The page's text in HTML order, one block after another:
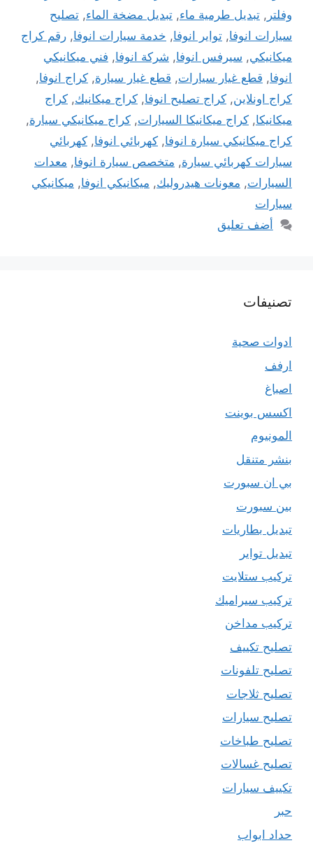
وفلتر , تبديل طرمية ماء, تبديل مضخة الماء, تصليح
سيارات انوفا, تواير انوفا, خدمة سيارات انوفا, رقم كراج
ميكانيكي, سيرفس انوفا, شركة انوفا, فني ميكانيكي
انوفا, قطع غيار سيارات, قطع غيار سيارة, كراج انوفا,
كراج اونلاين, كراج تصليح انوفا, كراج ميكانيك, كراج
ميكانيكا, كراج ميكانيكا السيارات, كراج ميكانيكي سيارة,
كراج ميكانيكي سيارة انوفا, كهربائي انوفا, كهربائي
سيارات كهربائي سيارة, متخصص سيارة انوفا, معدات
السيارات, معونات هيدروليك, ميكانيكي انوفا, ميكانيكي
سيارات
أضف تعليق
تصنيفات
ادوات صحية
ارفف
اصباغ
اكسس بوينت
المونيوم
بنشر متنقل
بي ان سبورت
بين سبورت
تبديل بطاريات
تبديل تواير
تركيب ستلايت
تركيب سيراميك
تركيب مداخن
تصليح تكييف
تصليح تلفونات
تصليح ثلاجات
تصليح سيارات
تصليح طباخات
تصليح غسالات
تكييف سيارات
حبر
حداد ابواب